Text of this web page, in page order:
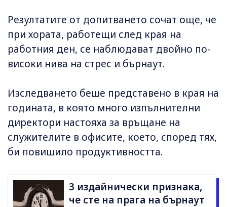
Резултатите от допитването сочат още, че
при хората, работещи след края на
работния ден, се наблюдават двойно по-
високи нива на стрес и бърнаут.
Изследването беше представено в края на
годината, в която много изпълнителни
директори настояха за връщане на
служителите в офисите, което, според тях,
би повишило продуктивността.
3 издайнически признака,
че сте на прага на бърнаут